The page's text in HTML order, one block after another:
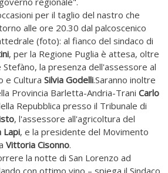
per il taglio del nastro che
alle ore 20.30 dal palcoscenico
(foto): al fianco del sindaco di
, per la Regione Puglia è attesa, oltre
la presenza dell'assessore al
e Cultura Silvia Godelli.Saranno inoltre
Provincia Barletta-Andria-Trani Carlo
Repubblica presso il Tribunale di
, l'assessore all'agricoltura del
Lapi, e la presidente del Movimento
Vittoria Cisonno.
la notte di San Lorenzo ad